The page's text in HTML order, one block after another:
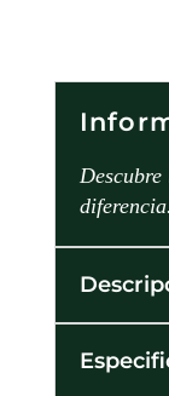
diferencia.